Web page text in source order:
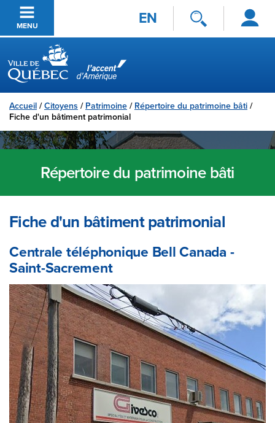
Passer au contenu principal
MENU EN
Se
connecter
Ville de Québec
Accueil /Citoyens / Patrimoine / Répertoire du patrimoine bâti /
Fiche d'un bâtiment patrimonial
Répertoire du patrimoine bâti
Fiche d'un bâtiment patrimonial
Centrale téléphonique Bell Canada -
Saint-Sacrement